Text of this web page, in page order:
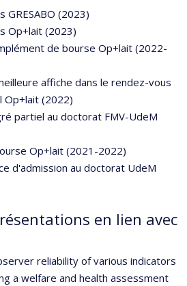
GRESABO (2023)
Op+lait (2023)
de bourse Op+lait (2022-
affiche dans le rendez-vous
Op+lait (2022)
partiel au doctorat FMV-UdeM
Op+lait (2021-2022)
d'admission au doctorat UdeM
en lien avec
reliability of various indicators
a welfare and health assessment